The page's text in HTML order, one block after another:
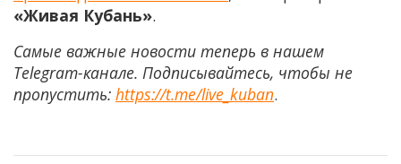
«Живая Кубань».
Самые важные новости теперь в нашем
Telegram-канале. Подписывайтесь, чтобы не
пропустить: https://t.me/live_kuban.